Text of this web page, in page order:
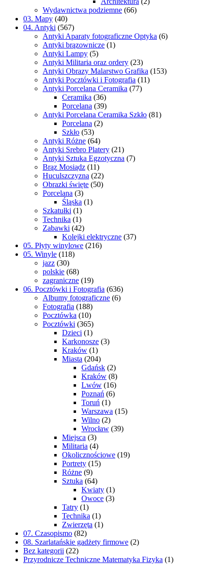
Wydawnictwa podziemne (66)
03. Mapy (40)
04. Antyki (567)
Antyki Aparaty fotograficzne Optyka (6)
Antyki brązownicze (1)
Antyki Lampy (5)
Antyki Militaria oraz ordery (23)
Antyki Obrazy Malarstwo Grafika (153)
Antyki Pocztówki i Fotografia (11)
Antyki Porcelana Ceramika (77)
Ceramika (36)
Porcelana (39)
Antyki Porcelana Ceramika Szkło (81)
Porcelana (2)
Szkło (53)
Antyki Różne (64)
Antyki Srebro Platery (21)
Antyki Sztuka Egzotyczna (7)
Brąz Mosiądz (11)
Huculszczyzna (22)
Obrazki święte (50)
Porcelana (3)
Śląska (1)
Szkatułki (1)
Technika (1)
Zabawki (42)
Kolejki elektryczne (37)
05. Płyty winylowe (216)
05. Winyle (118)
jazz (30)
polskie (68)
zagraniczne (19)
06. Pocztówki i Fotografia (636)
Albumy fotograficzne (6)
Fotografia (188)
Pocztówka (10)
Pocztówki (365)
Dzieci (1)
Karkonosze (3)
Kraków (1)
Miasta (204)
Gdańsk (2)
Kraków (8)
Lwów (16)
Poznań (6)
Toruń (1)
Warszawa (15)
Wilno (2)
Wrocław (39)
Miejsca (3)
Militaria (4)
Okolicznościowe (19)
Portrety (15)
Różne (9)
Sztuka (64)
Kwiaty (1)
Owoce (3)
Tatry (1)
Technika (1)
Zwierzęta (1)
07. Czasopismo (82)
08. Szarlatańskie gadżety firmowe (2)
Bez kategorii (22)
Przyrodnicze Techniczne Matematyka Fizyka (1)